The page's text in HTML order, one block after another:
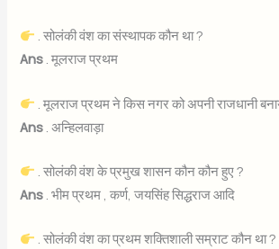
. सोलंकी वंश का संस्थापक कौन था ?
Ans . मूलराज प्रथम
. मूलराज प्रथम ने किस नगर को अपनी राजधानी
Ans . अन्हिलवाड़ा
. सोलंकी वंश के प्रमुख शासन कौन कौन हुए ?
Ans . भीम प्रथम , कर्ण, जयसिंह सिद्धराज आदि
. सोलंकी वंश का प्रथम शक्तिशाली सम्राट कौन था ?